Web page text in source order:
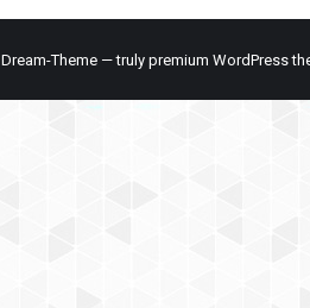
Dream-Theme — truly premium WordPress